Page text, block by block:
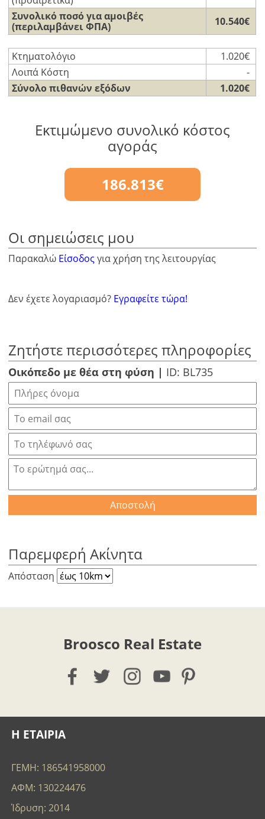
Συνολικό ποσό για αμοιβές
(περιλαμβάνει ΦΠΑ)
10.540€
Κτηματολόγιο
1.020€
Λοιπά Κόστη
-
Σύνολο πιθανών εξόδων
1.020€
Εκτιμώμενο συνολικό κόστος
αγοράς
186.813€
Οι σημειώσεις μου
Παρακαλώ Είσοδοςγια χρήση της λειτουργίας
Δεν έχετε λογαριασμό? Εγραφείτε τώρα!
Ζητήστε περισσότερες πληροφορίες
Οικόπεδο με θέα στη φύση | ID: BL735
Αποστολή
Παρεμφερή Ακίνητα
Απόσταση
Broosco Real Estate
Η ΕΤΑΙΡΙΑ
ΓΕΜΗ: 186541958000
ΑΦΜ: 130224476
Ίδρυση: 2014